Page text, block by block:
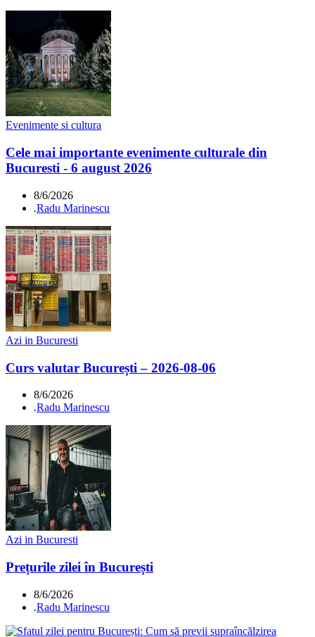
Evenimente si cultura
Cele mai importante evenimente culturale din
Bucuresti - 6 august 2026
8/6/2026
.Radu Marinescu
Azi in Bucuresti
Curs valutar București – 2026-08-06
8/6/2026
.Radu Marinescu
Azi in Bucuresti
Prețurile zilei în București
8/6/2026
.Radu Marinescu